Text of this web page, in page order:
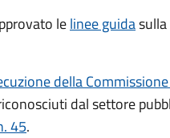
lelinee guida
della
dal settore
45.